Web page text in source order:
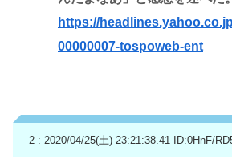
https://
00000007-tospoweb-ent
2 : 2020/04/25(土) 23:21:38.41 ID:0HnF/